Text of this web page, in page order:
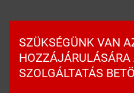
SZÜKSÉGÜNK VAN
HOZZÁJÁRULÁSÁRA
SZOLGÁLTATÁS